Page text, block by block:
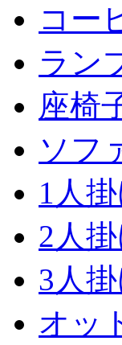
コー
ラン
座椅
ソフ
1人
2人
3人
オッ